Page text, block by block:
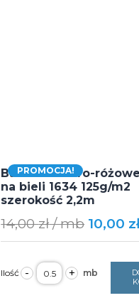
PROMOCJA!
Bawełna szaro-
na bieli 1634 125g/m2
szerokość 2,2m
14,00zł
price
was:
14,00
10,00
- ilość
Bawełna
szaro-
+